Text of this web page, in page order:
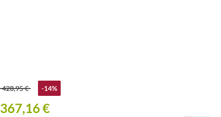
428,95 € -14%
367,16 €